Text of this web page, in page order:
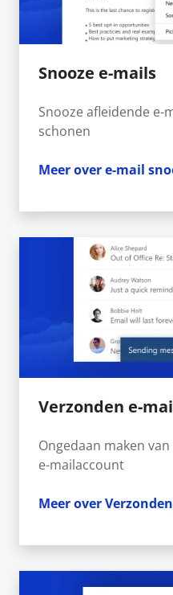
Snooze e-mails
Snooze afleidende e-
schonen
Meer over e-mail
Verzonden e-
Ongedaan maken
e-mailaccount
Meer over